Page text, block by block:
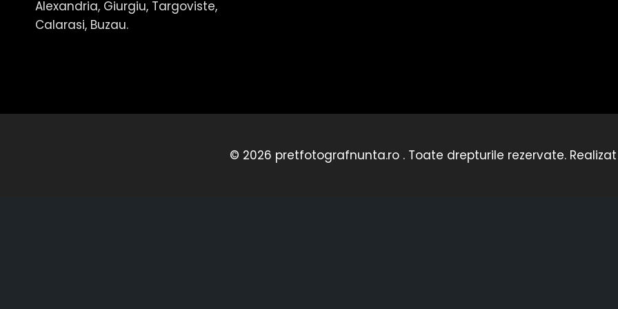
Alexandria, Giurgiu, Targoviste,
Calarasi, Buzau.
© 2026 pretfotografnunta.ro . Toate drepturile rezervate.